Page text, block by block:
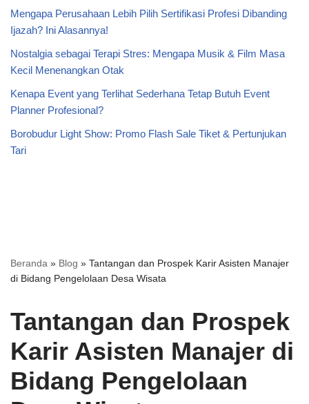
Mengapa Perusahaan Lebih Pilih Sertifikasi Profesi Dibanding
Ijazah? Ini Alasannya!
Nostalgia sebagai Terapi Stres: Mengapa Musik & Film Masa
Kecil Menenangkan Otak
Kenapa Event yang Terlihat Sederhana Tetap Butuh Event
Planner Profesional?
Borobudur Light Show: Promo Flash Sale Tiket & Pertunjukan
Tari
Beranda » Blog » Tantangan dan Prospek Karir Asisten Manajer
di Bidang Pengelolaan Desa Wisata
Tantangan dan Prospek
Karir Asisten Manajer di
Bidang Pengelolaan